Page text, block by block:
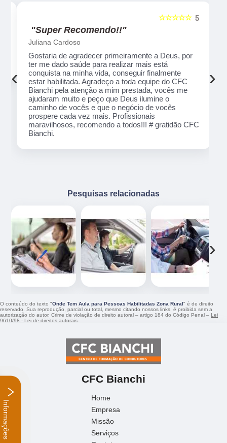
☆☆☆☆☆
"Recomendo!!"
Alexsandro Sr
Um lugar muito bom, exelente atendimento ao
público em geral. Adorei, pessoal muito profissional
em tudo, excelentes instrutores, nota 1000!!
‹ ›
‹ ›
reservado. Sua reprodução, parcial ou total, mesmo citando nossos links, é proibida sem a
autorização do autor. Crime de violação de direito autoral – artigo 184 do Código Penal –Lei
9610/98 - Lei de direitos autorais.
Empresa
Missão
Serviços
Contato
Informações